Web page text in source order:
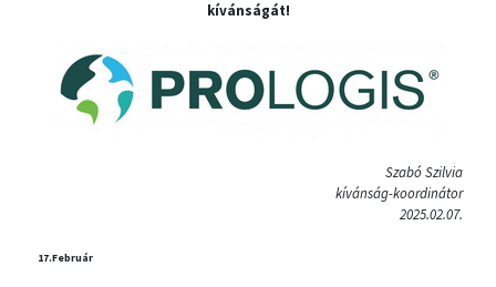
kívánságát!
Szabó Szilvia
kívánság-koordinátor
2025.02.07.
17.Február